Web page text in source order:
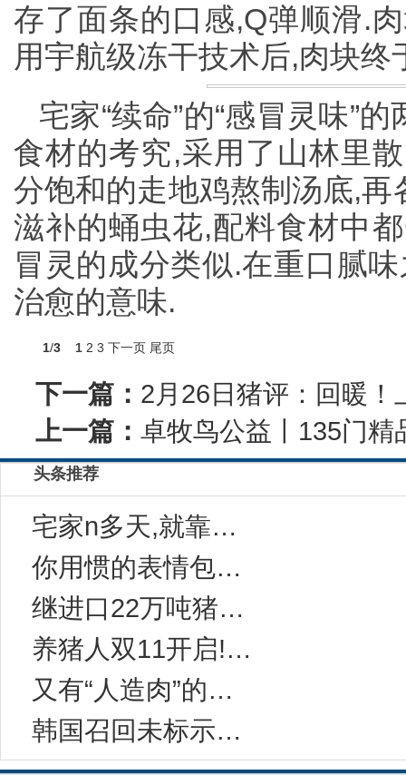
存了面条的口感,Q弹顺滑.
用宇航级冻干技术后,肉块
宅家“续命”的“感冒灵味”
食材的考究,采用了山林里
分饱和的走地鸡熬制汤底,
滋补的蛹虫花,配料食材中
冒灵的成分类似.在重口腻
治愈的意味.
1/3 1 2 3 下一页 尾页
下一篇： 2月26日猪评：回暖
上一篇： 卓牧鸟公益丨135门精
头条推荐
宅家n多天,就靠这一碗“感冒灵味“的拉面说
你用惯的表情包，成了品牌年轻化法宝
继进口22万吨猪肉后，中国对西班牙等国宣布一
养猪人双11开启!今年有10万家猪场在网上采
又有“人造肉”的事儿？科学家：无需饲养和屠宰
韩国召回未标示致敏成分的健康功能食品